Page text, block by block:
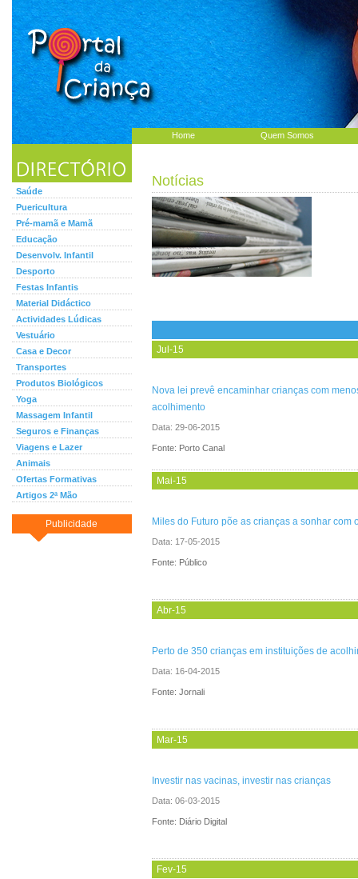
Home Quem Somos
Saúde
Puericultura
Pré-mamã e Mamã
Educação
Desenvolv. Infantil
Desporto
Festas Infantis
Material Didáctico
Actividades Lúdicas
Vestuário
Casa e Decor
Transportes
Produtos Biológicos
Yoga
Massagem Infantil
Seguros e Finanças
Viagens e Lazer
Animais
Ofertas Formativas
Artigos 2ª Mão
Publicidade
Notícias
Jul-15
Nova lei prevê encaminhar crianças com
acolhimento
Data: 29-06-2015
Fonte: Porto Canal
Mai-15
Miles do Futuro põe as crianças a sonhar com
Data: 17-05-2015
Fonte: Público
Abr-15
Perto de 350 crianças em instituições de
Data: 16-04-2015
Fonte: Jornali
Mar-15
Investir nas vacinas, investir nas crianças
Data: 06-03-2015
Fonte: Diário Digital
Fev-15